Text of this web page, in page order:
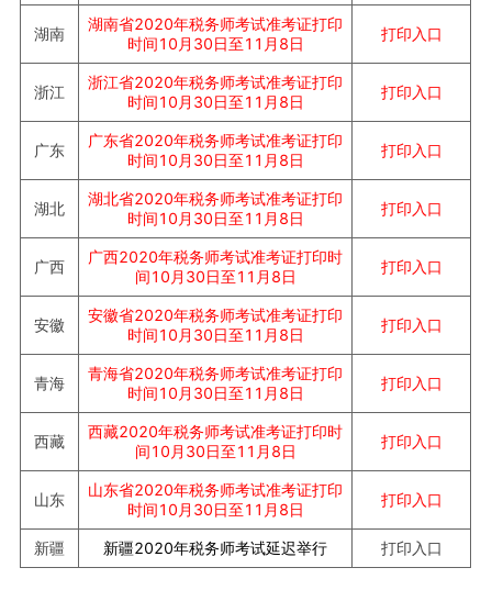
湖南
湖南省2020年税务师考试准考证打印
时间10月30日至11月8日
打印入口
浙江
浙江省2020年税务师考试准考证打印
时间10月30日至11月8日
打印入口
广东
广东省2020年税务师考试准考证打印
时间10月30日至11月8日
打印入口
湖北
湖北省2020年税务师考试准考证打印
时间10月30日至11月8日
打印入口
广西
广西2020年税务师考试准考证打印时
间10月30日至11月8日
打印入口
安徽
安徽省2020年税务师考试准考证打印
时间10月30日至11月8日
打印入口
青海
青海省2020年税务师考试准考证打印
时间10月30日至11月8日
打印入口
西藏
西藏2020年税务师考试准考证打印时
间10月30日至11月8日
打印入口
山东
山东省2020年税务师考试准考证打印
时间10月30日至11月8日
打印入口
新疆 新疆2020年税务师考试延迟举行 打印入口